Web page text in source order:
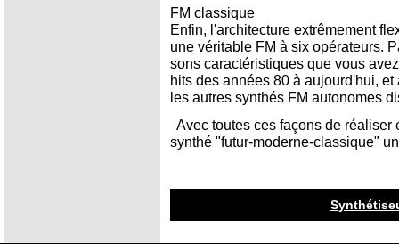
FM classique
Enfin, l'architecture extrêmement
une véritable FM à six opérateurs.
sons caractéristiques que vous
hits des années 80 à aujourd'hui,
les autres synthés FM autonomes
Avec toutes ces façons de
synthé "futur-moderne-classique"